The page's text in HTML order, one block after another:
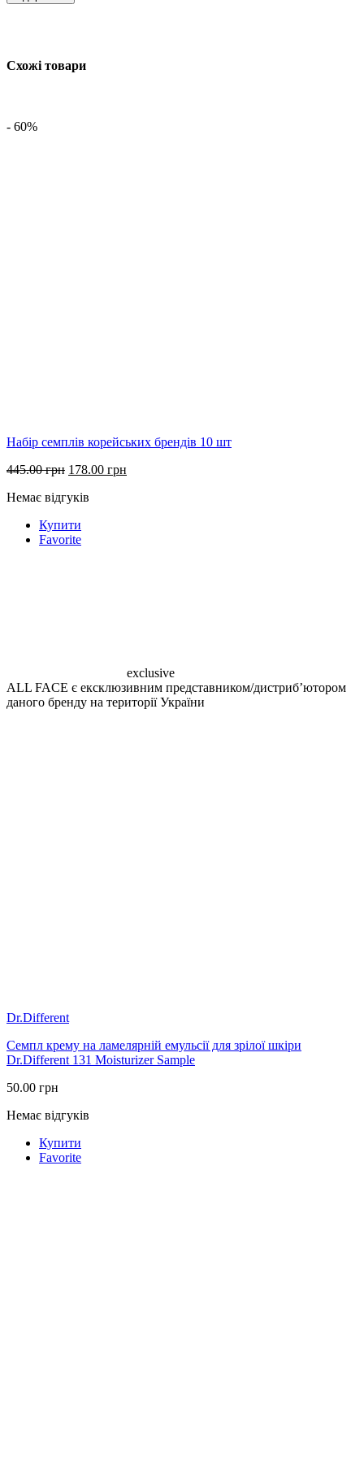
Схожі товари
- 60%
Набір семплів корейських брендів 10 шт
445.00грн Оригінальна
445.00 грн.
178.00 грн
Немає відгуків
Купити
Favorite
exclusive
ALL FACE є ексклюзивним представником/дистрибʼютором
даного бренду на території України
Dr.Different
Семпл крему на ламелярній емульсії для зрілої шкіри
Dr.Different 131 Moisturizer Sample
50.00 грн
Немає відгуків
Купити
Favorite